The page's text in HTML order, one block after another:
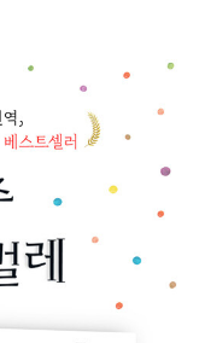
여러 그림책을 우리말